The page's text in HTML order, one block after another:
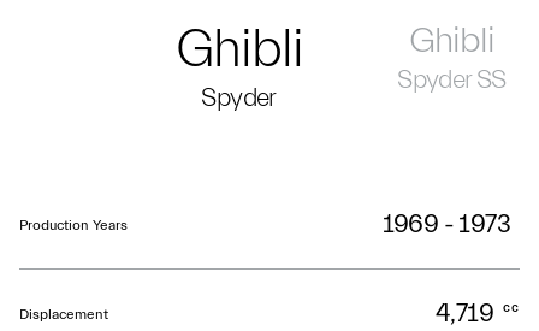
Ghibli
Spyder
Ghibli
Spyder SS
Production Years 1969 - 1973
Displacement 4,719 cc